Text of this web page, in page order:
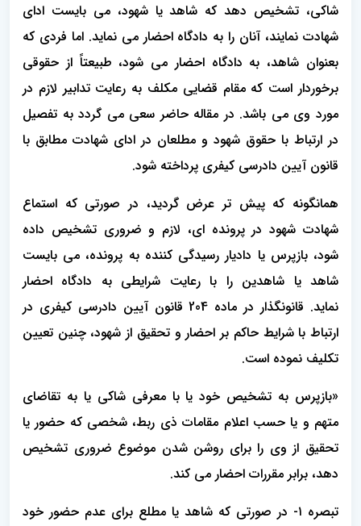
شاکی، تشخیص دهد که شاهد یا شهود، می بایست ادای
شهادت نمایند، آنان را به دادگاه احضار می نماید. اما فردی که
بعنوان شاهد، به دادگاه احضار می شود، طبیعتاً از حقوقی
برخوردار است که مقام قضایی مکلف به رعایت تدابیر لازم در
مورد وی می باشد. در مقاله حاضر سعی می گردد به تفصیل
در ارتباط با حقوق شهود و مطلعان در ادای شهادت مطابق با
قانون آیین دادرسی کیفری پرداخته شود.
همانگونه که پیش تر عرض گردید، در صورتی که استماع
شهادت شهود در پرونده ای، لازم و ضروری تشخیص داده
شود، بازپرس یا دادیار رسیدگی کننده به پرونده، می بایست
شاهد یا شاهدین را با رعایت شرایطی به دادگاه احضار
نماید. قانونگذار در ماده 204 قانون آیین دادرسی کیفری در
ارتباط با شرایط حاکم بر احضار و تحقیق از شهود، چنین تعیین
تکلیف نموده است.
«بازپرس به تشخیص خود یا با معرفی شاکی یا به تقاضای
متهم و یا حسب اعلام مقامات ذی ربط، شخصی که حضور یا
تحقیق از وی را برای روشن شدن موضوع ضروری تشخیص
دهد، برابر مقررات احضار می کند.
تبصره ۱- در صورتی که شاهد یا مطلع برای عدم حضور خود